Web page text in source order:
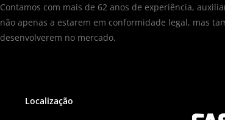
Contamos com mais de 62 anos de experiência,
não apenas a estarem em conformidade legal, mas
desenvolverem no mercado.
Localização